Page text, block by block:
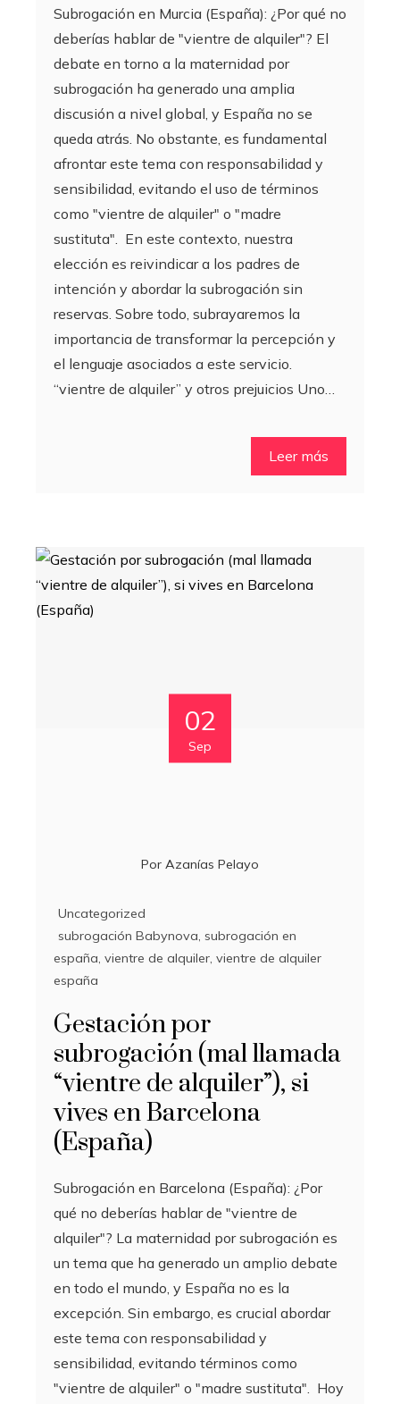
Subrogación en Murcia (España): ¿Por qué no
deberías hablar de "vientre de alquiler"? El
debate en torno a la maternidad por
subrogación ha generado una amplia
discusión a nivel global, y España no se
queda atrás. No obstante, es fundamental
afrontar este tema con responsabilidad y
sensibilidad, evitando el uso de términos
como "vientre de alquiler" o "madre
sustituta". En este contexto, nuestra
elección es reivindicar a los padres de
intención y abordar la subrogación sin
reservas. Sobre todo, subrayaremos la
importancia de transformar la percepción y
el lenguaje asociados a este servicio.
“vientre de alquiler” y otros prejuicios Uno…
Leer más
02
Sep
Por Azanías Pelayo
Uncategorized
subrogación Babynova, subrogación en
españa, vientre de alquiler, vientre de alquiler
españa
Gestación por
subrogación (mal llamada
“vientre de alquiler”), si
vives en Barcelona
(España)
Subrogación en Barcelona (España): ¿Por
qué no deberías hablar de "vientre de
alquiler"? La maternidad por subrogación es
un tema que ha generado un amplio debate
en todo el mundo, y España no es la
excepción. Sin embargo, es crucial abordar
este tema con responsabilidad y
sensibilidad, evitando términos como
"vientre de alquiler" o "madre sustituta". Hoy